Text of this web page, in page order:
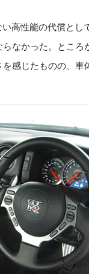
高性能の代償とし
なかった。とこ
感じたものの、